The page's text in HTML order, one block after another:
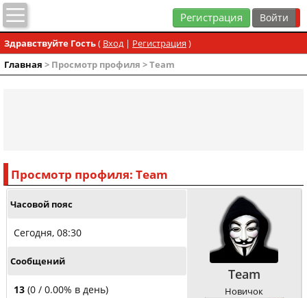
Регистрация
Здравствуйте Гость( Вход| Регистрация )
Главная > Просмотр профиля > Team
Просмотр профиля: Team
Team
Новичок
Часовой пояс
Сегодня, 08:30
Сообщений
13 (0 / 0.00% в день)